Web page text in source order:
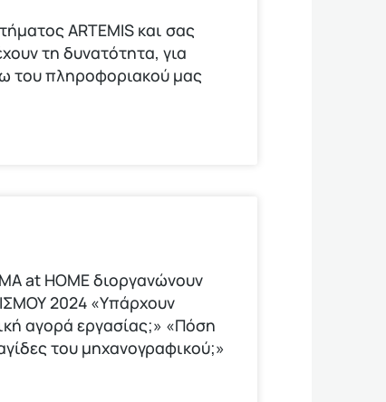
ARTEMIS και σας
τη δυνατότητα, για
του πληροφοριακού μας
at HOME διοργανώνουν
2024 «Υπάρχουν
αγορά εργασίας;» «Πόση
του μηχανογραφικού;»